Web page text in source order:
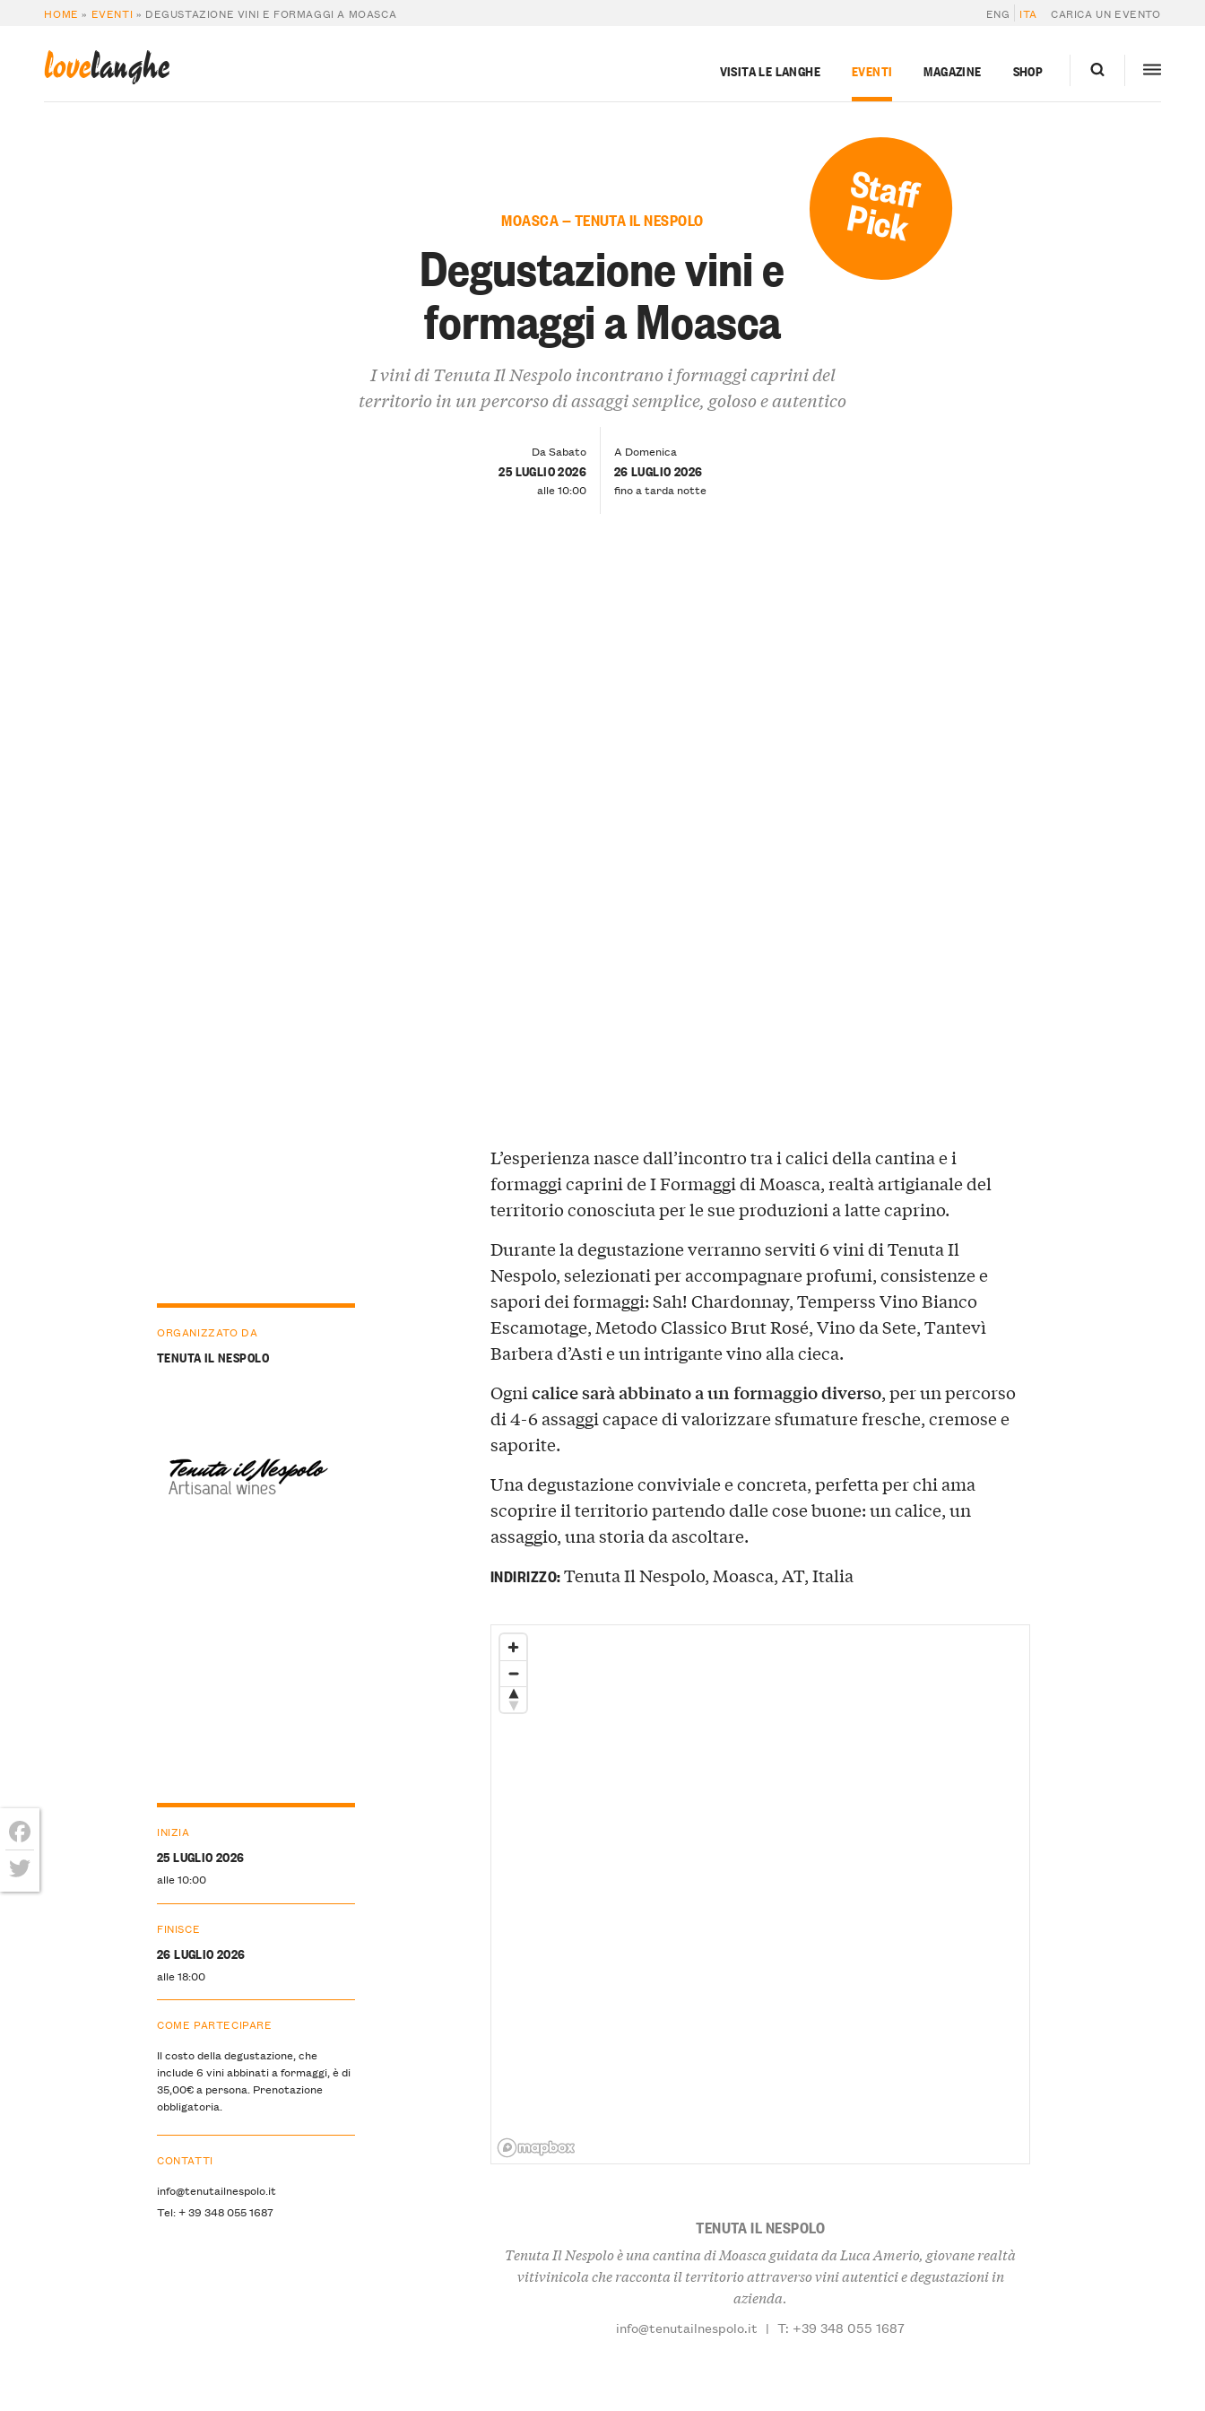
HOME » EVENTI » DEGUSTAZIONE VINI E FORMAGGI A MOASCA ENG ITA CARICA UN EVENTO
lovelanghe VISITA LE LANGHE EVENTI MAGAZINE SHOP
Staff
Pick
MOASCA — TENUTA IL NESPOLO
Degustazione vini e
formaggi a Moasca
I vini di Tenuta Il Nespolo incontrano i formaggi caprini del
territorio in un percorso di assaggi semplice, goloso e autentico
Da Sabato
25 LUGLIO 2026
alle 10:00
A Domenica
26 LUGLIO 2026
fino a tarda notte
L’esperienza nasce dall’incontro tra i calici della cantina e i
formaggi caprini deI Formaggi di Moasca, realtà artigianale del
territorio conosciuta per le sue produzioni a latte caprino.
Durante la degustazione verranno serviti6 vini di Tenuta Il
Nespolo, selezionati per accompagnare profumi, consistenze e
sapori dei formaggi:Sah! Chardonnay, Temperss Vino Bianco
Escamotage, Metodo Classico Brut Rosé, Vino da Sete, Tantevì
Barbera d’Astie un intrigantevino alla cieca.
Ognicalice sarà abbinato a un formaggio diverso, per un percorso
di4-6 assaggicapace di valorizzare sfumature fresche, cremose e
saporite.
Una degustazione conviviale e concreta, perfetta per chi ama
scoprire il territorio partendo dalle cose buone: un calice, un
assaggio, una storia da ascoltare.
ORGANIZZATO DA
TENUTA IL NESPOLO
INIZIA
25 LUGLIO 2026
alle 10:00
FINISCE
26 LUGLIO 2026
alle 18:00
COME PARTECIPARE
Il costo della degustazione, che
include 6 vini abbinati a formaggi, è di
35,00€ a persona. Prenotazione
obbligatoria.
CONTATTI
info@tenutailnespolo.it
Tel: + 39 348 055 1687
INDIRIZZO:Tenuta Il Nespolo, Moasca, AT, Italia
TENUTA IL NESPOLO
Tenuta Il Nespolo è una cantina di Moasca guidata da Luca Amerio, giovane realtà
vitivinicola che racconta il territorio attraverso vini autentici e degustazioni in
azienda.
info@tenutailnespolo.it | T: +39 348 055 1687
Facebook
Twitter